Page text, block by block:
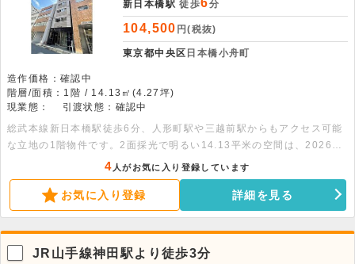
新日本橋駅 徒歩6分
104,500 円(税抜)
東京都中央区 日本橋小舟町
造作価格：確認中
階層/面積：1階 / 14.13㎡(4.27坪)
現業態：
引渡状態：確認中
総武本線新日本橋駅徒歩6分、人形町駅や三越前駅からもアクセス可能
な立地の1階物件です。2面採光で明るい14.13平米の空間は、2026年
5月にエアコンとIHコンロを新調済。飲食不可の落ち着いたオフィスや
店舗に最適でおすすめです。詳細につきましてはお問い合わせくださ
4 人がお気に入り登録しています
お気に入り登録 詳細を見る
JR山手線神田駅より徒歩3分